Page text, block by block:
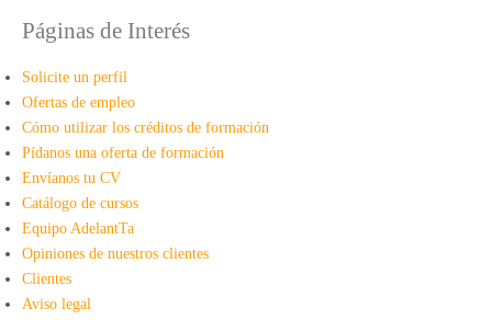
Páginas de Interés
Solicite un perfil
Ofertas de empleo
Cómo utilizar los créditos de formación
Pídanos una oferta de formación
Envíanos tu CV
Catálogo de cursos
Equipo AdelantTa
Opiniones de nuestros clientes
Clientes
Aviso legal